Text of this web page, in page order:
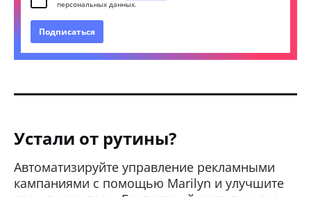
персональных данных.
Подписаться
Устали от рутины?
Автоматизируйте управление рекламными
кампаниями с помощью Marilyn и улучшите